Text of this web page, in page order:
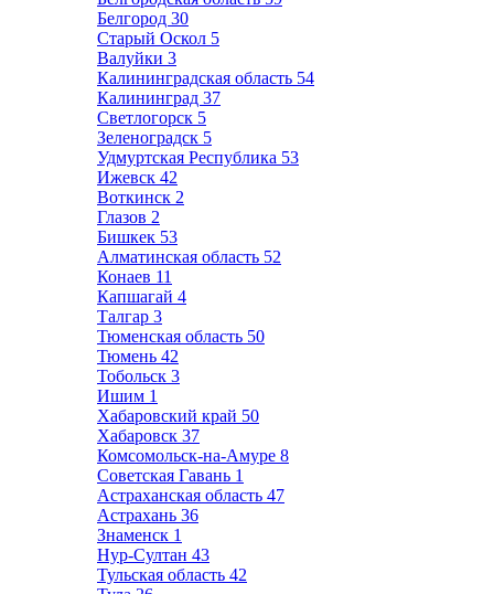
Белгород 30
Старый Оскол 5
Валуйки 3
Калининградская область 54
Калининград 37
Светлогорск 5
Зеленоградск 5
Удмуртская Республика 53
Ижевск 42
Воткинск 2
Глазов 2
Бишкек 53
Алматинская область 52
Конаев 11
Капшагай 4
Талгар 3
Тюменская область 50
Тюмень 42
Тобольск 3
Ишим 1
Хабаровский край 50
Хабаровск 37
Комсомольск-на-Амуре 8
Советская Гавань 1
Астраханская область 47
Астрахань 36
Знаменск 1
Нур-Султан 43
Тульская область 42